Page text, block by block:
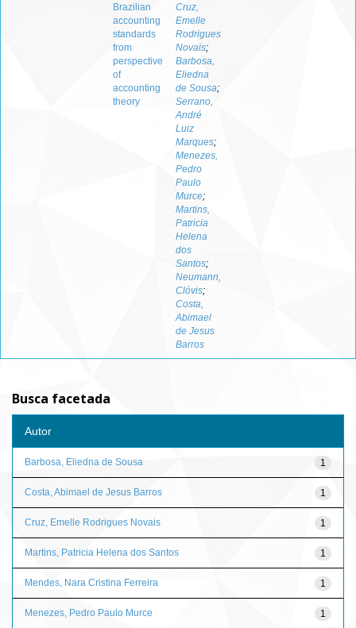
Brazilian
accounting
standards
from
perspective
of
accounting
theory
Cruz,
Emelle
Rodrigues
Novais;
Barbosa,
Eliedna
de Sousa;
Serrano,
André
Luiz
Marques;
Menezes,
Pedro
Paulo
Murce;
Martins,
Patricia
Helena
dos
Santos;
Neumann,
Clóvis;
Costa,
Abimael
de Jesus
Barros
Busca facetada
Autor
1
Barbosa, Eliedna de Sousa
1
Costa, Abimael de Jesus Barros
1
Cruz, Emelle Rodrigues Novais
1
Martins, Patricia Helena dos Santos
1
Mendes, Nara Cristina Ferreira
1
Menezes, Pedro Paulo Murce